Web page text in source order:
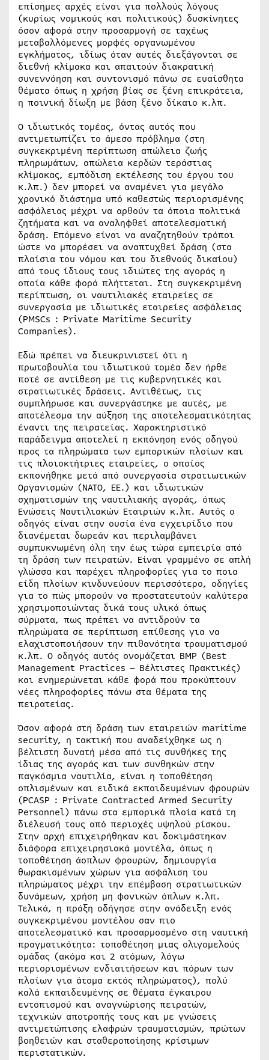
επίσημες αρχές είναι για πολλούς λόγους
(κυρίως νομικούς και πολιτικούς) δυσκίνητες
όσον αφορά στην προσαρμογή σε ταχέως
μεταβαλλόμενες μορφές οργανωμένου
εγκλήματος, ιδίως όταν αυτές διεξάγονται σε
διεθνή κλίμακα και απαιτούν διακρατική
συνεννόηση και συντονισμό πάνω σε ευαίσθητα
θέματα όπως η χρήση βίας σε ξένη επικράτεια,
η ποινική δίωξη με βάση ξένο δίκαιο κ.λπ.
Ο ιδιωτικός τομέας, όντας αυτός που
αντιμετωπίζει το άμεσο πρόβλημα (στη
συγκεκριμένη περίπτωση απώλεια ζωής
πληρωμάτων, απώλεια κερδών τεράστιας
κλίμακας, εμπόδιση εκτέλεσης του έργου του
κ.λπ.) δεν μπορεί να αναμένει για μεγάλο
χρονικό διάστημα υπό καθεστώς περιορισμένης
ασφάλειας μέχρι να αρθούν τα όποια πολιτικά
ζητήματα και να αναληφθεί αποτελεσματική
δράση. Επόμενο είναι να αναζητηθούν τρόποι
ώστε να μπορέσει να αναπτυχθεί δράση (στα
πλαίσια του νόμου και του διεθνούς δικαίου)
από τους ίδιους τους ιδιώτες της αγοράς η
οποία κάθε φορά πλήττεται. Στη συγκεκριμένη
περίπτωση, οι ναυτιλιακές εταιρείες σε
συνεργασία με ιδιωτικές εταιρείες ασφάλειας
(PMSCs : Private Maritime Security
Companies).
Εδώ πρέπει να διευκρινιστεί ότι η
πρωτοβουλία του ιδιωτικού τομέα δεν ήρθε
ποτέ σε αντίθεση με τις κυβερνητικές και
στρατιωτικές δράσεις. Αντιθέτως, τις
συμπλήρωσε και συνεργάστηκε με αυτές, με
αποτέλεσμα την αύξηση της αποτελεσματικότητας
έναντι της πειρατείας. Χαρακτηριστικό
παράδειγμα αποτελεί η εκπόνηση ενός οδηγού
προς τα πληρώματα των εμπορικών πλοίων και
τις πλοιοκτήτριες εταιρείες, ο οποίος
εκπονήθηκε μετά από συνεργασία στρατιωτικών
Οργανισμών (ΝΑΤΟ, ΕΕ.) και ιδιωτικών
σχηματισμών της ναυτιλιακής αγοράς, όπως
Ενώσεις Ναυτιλιακών Εταιριών κ.λπ. Αυτός ο
οδηγός είναι στην ουσία ένα εγχειρίδιο που
διανέμεται δωρεάν και περιλαμβάνει
συμπυκνωμένη όλη την έως τώρα εμπειρία από
τη δράση των πειρατών. Είναι γραμμένο σε απλή
γλώσσα και παρέχει πληροφορίες για το ποια
είδη πλοίων κινδυνεύουν περισσότερο, οδηγίες
για το πώς μπορούν να προστατευτούν καλύτερα
χρησιμοποιώντας δικά τους υλικά όπως
σύρματα, πως πρέπει να αντιδρούν τα
πληρώματα σε περίπτωση επίθεσης για να
ελαχιστοποιήσουν την πιθανότητα τραυματισμού
κ.λπ. Ο οδηγός αυτός ονομάζεται BMP (Best
Management Practices – Βέλτιστες Πρακτικές)
και ενημερώνεται κάθε φορά που προκύπτουν
νέες πληροφορίες πάνω στα θέματα της
πειρατείας.
Όσον αφορά στη δράση των εταιρειών maritime
security, η τακτική που αναδείχθηκε ως η
βέλτιστη δυνατή μέσα από τις συνθήκες της
ίδιας της αγοράς και των συνθηκών στην
παγκόσμια ναυτιλία, είναι η τοποθέτηση
οπλισμένων και ειδικά εκπαιδευμένων φρουρών
(PCASP : Private Contracted Armed Security
Personnel) πάνω στα εμπορικά πλοία κατά τη
διέλευσή τους από περιοχές υψηλού ρίσκου.
Στην αρχή επιχειρήθηκαν και δοκιμάστηκαν
διάφορα επιχειρησιακά μοντέλα, όπως η
τοποθέτηση άοπλων φρουρών, δημιουργία
θωρακισμένων χώρων για ασφάλιση του
πληρώματος μέχρι την επέμβαση στρατιωτικών
δυνάμεων, χρήση μη φονικών όπλων κ.λπ.
Τελικά, η πράξη οδήγησε στην ανάδειξη ενός
συγκεκριμένου μοντέλου σαν πιο
αποτελεσματικό και προσαρμοσμένο στη ναυτική
πραγματικότητα: τοποθέτηση μιας ολιγομελούς
ομάδας (ακόμα και 2 ατόμων, λόγω
περιορισμένων ενδιαιτήσεων και πόρων των
πλοίων για άτομα εκτός πληρώματος), πολύ
καλά εκπαιδευμένης σε θέματα έγκαιρου
εντοπισμού και αναγνώρισης πειρατών,
τεχνικών αποτροπής τους και με γνώσεις
αντιμετώπισης ελαφρών τραυματισμών, πρώτων
βοηθειών και σταθεροποίησης κρίσιμων
περιστατικών.